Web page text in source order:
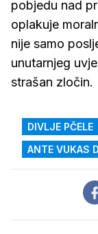
pobjedu nad
oplakuje
nije samo
unutarnjeg
strašan zločin.
DIVLJE PČELE
ANTE VUKAS